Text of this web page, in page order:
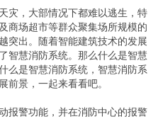
灾，大部情况下都难以逃生，特
商场超市等群众聚集场所规模的
突出。随着智能建筑技术的发展
智慧消防系统。那么什么是智慧
么是智慧消防系统，智慧消防系
前景，一起来看看吧。
警功能，并在消防中心的报警